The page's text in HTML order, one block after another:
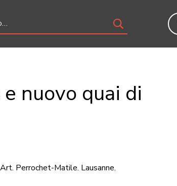
nuovo quai di
Perrochet-Matile. Lausanne.